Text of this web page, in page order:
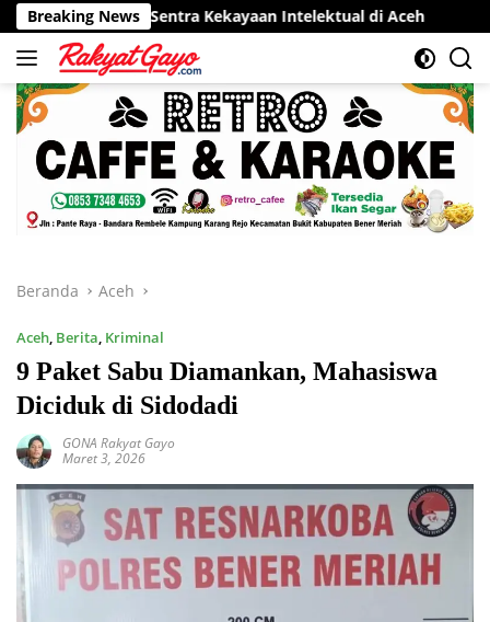
Langsung
ke
konten
Breaking News
Sentra Kekayaan Intelektual di Aceh RSUD Munyang
Beranda Aceh
Aceh, Berita, Kriminal
9 Paket Sabu Diamankan, Mahasiswa
Diciduk di Sidodadi
GONA Rakyat Gayo
Maret 3, 2026